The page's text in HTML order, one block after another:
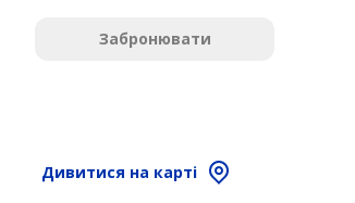
Забронювати
Дивитися на карті